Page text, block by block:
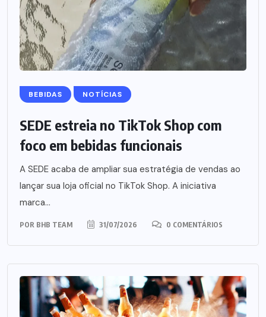
BEBIDAS NOTÍCIAS
SEDE estreia no TikTok Shop com
foco em bebidas funcionais
A SEDE acaba de ampliar sua estratégia de vendas ao
lançar sua loja oficial no TikTok Shop. A iniciativa
marca...
POR BHB TEAM 31/07/2026 0 COMENTÁRIOS